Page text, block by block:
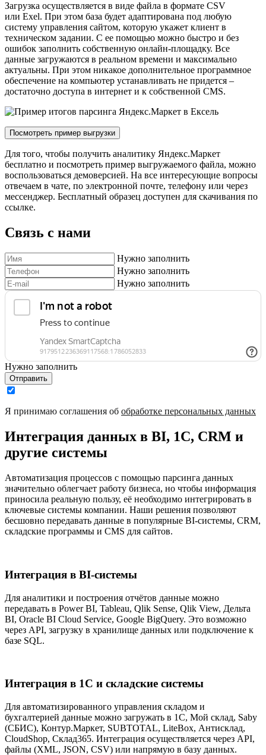
Загрузка осуществляется в виде файла в формате CSV
или Exel. При этом база будет адаптирована под любую
систему управления сайтом, которую укажет клиент в
техническом задании. С ее помощью можно быстро и без
ошибок заполнить собственную онлайн-площадку. Все
данные загружаются в реальном времени и максимально
актуальны. При этом никакое дополнительное программное
обеспечение на компьютер устанавливать не придется –
достаточно доступа в интернет и к собственной CMS.
Посмотреть пример выгрузки
Для того, чтобы получить аналитику Яндекс.Маркет
бесплатно и посмотреть пример выгружаемого файла, можно
воспользоваться демоверсией. На все интересующие вопросы
отвечаем в чате, по электронной почте, телефону или через
мессенджер. Бесплатный образец доступен для скачивания по
ссылке.
Связь с нами
Нужно заполнить
Нужно заполнить
Нужно заполнить
Нужно заполнить
Отправить
Я принимаю соглашения об обработке персональных данных
Интеграция данных в BI, 1С, CRM и
другие системы
Автоматизация процессов с помощью парсинга данных
значительно облегчает работу бизнеса, но чтобы информация
приносила реальную пользу, её необходимо интегрировать в
ключевые системы компании. Наши решения позволяют
бесшовно передавать данные в популярные BI-системы, CRM,
складские программы и CMS для сайтов.
Интеграция в BI-системы
Для аналитики и построения отчётов данные можно
передавать в Power BI, Tableau, Qlik Sense, Qlik View, Дельта
BI, Oracle BI Cloud Service, Google BigQuery. Это возможно
через API, загрузку в хранилище данных или подключение к
базе SQL.
Интеграция в 1С и складские системы
Для автоматизированного управления складом и
бухгалтерией данные можно загружать в 1С, Мой склад, Saby
(СБИС), Контур.Маркет, SUBTOTAL, LiteBox, Антисклад,
CloudShop, Склад365. Интеграция осуществляется через API,
файлы (XML, JSON, CSV) или напрямую в базу данных.